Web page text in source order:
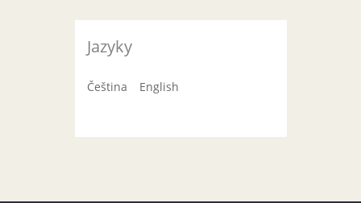
Jazyky
Čeština English